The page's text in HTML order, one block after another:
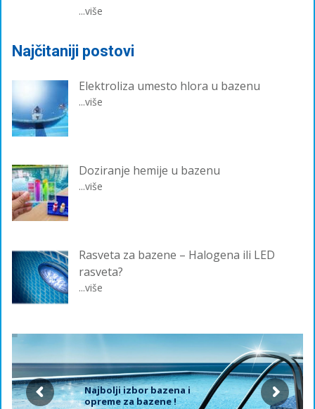
...više
Najčitaniji postovi
Elektroliza umesto hlora u bazenu
...više
Doziranje hemije u bazenu
...više
Rasveta za bazene – Halogena ili LED
rasveta?
...više
Najbolji izbor bazena i
opreme za bazene !